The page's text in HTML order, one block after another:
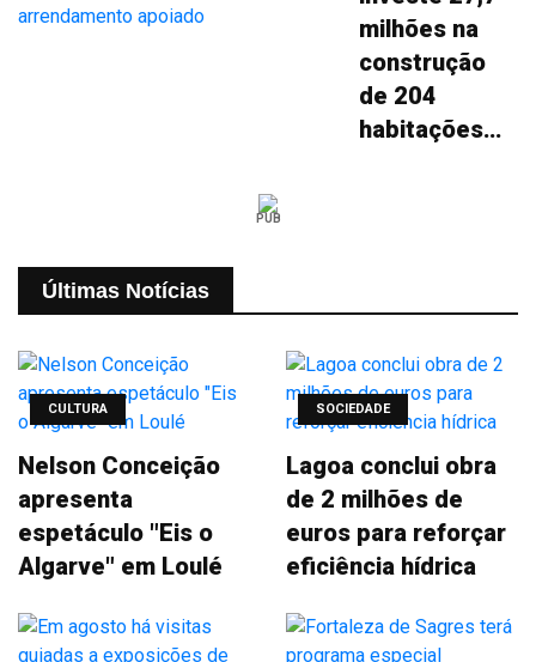
milhões na
construção
de 204
habitações
PUB
Últimas Notícias
CULTURA
Nelson Conceição
apresenta
espetáculo "Eis o
Algarve" em Loulé
SOCIEDADE
Lagoa conclui obra
de 2 milhões de
euros para reforçar
eficiência hídrica